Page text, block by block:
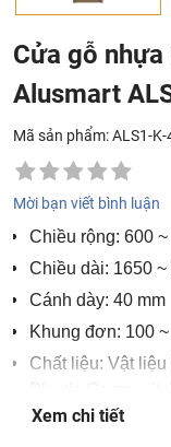
Cửa gỗ
Alusmart
Mã sản phẩm: ALS1-K-
Mời bạn viết bình luận
Chiều rộng: 600
Chiều dài: 1650 ~
Cánh dày: 40 mm
Khung đơn: 100
Chất liệu: Vật
Công nghệ: Công
Xem chi tiết